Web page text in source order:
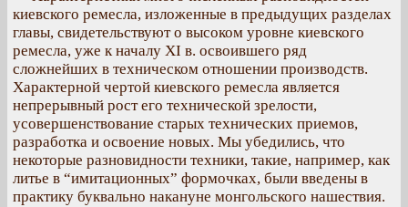
киевского ремесла, изложенные в предыдущих разделах
главы, свидетельствуют о высоком уровне киевского
ремесла, уже к началу XI в. освоившего ряд
сложнейших в техническом отношении производств.
Характерной чертой киевского ремесла является
непрерывный рост его технической зрелости,
усовершенствование старых технических приемов,
разработка и освоение новых. Мы убедились, что
некоторые разновидности техники, такие, например, как
литье в “имитационных” формочках, были введены в
практику буквально накануне монгольского нашествия.